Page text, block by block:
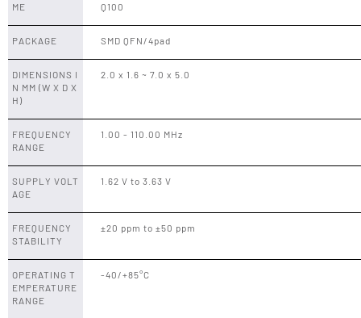
ME
Q100
PACKAGE SMD QFN/4pad
DIMENSIONS I
N MM (W X D X
H)
2.0 x 1.6 ~ 7.0 x 5.0
FREQUENCY
RANGE
1.00 - 110.00 MHz
SUPPLY VOLT
AGE
1.62 V to 3.63 V
FREQUENCY
STABILITY
±20 ppm to ±50 ppm
OPERATING T
EMPERATURE
RANGE
-40/+85°C